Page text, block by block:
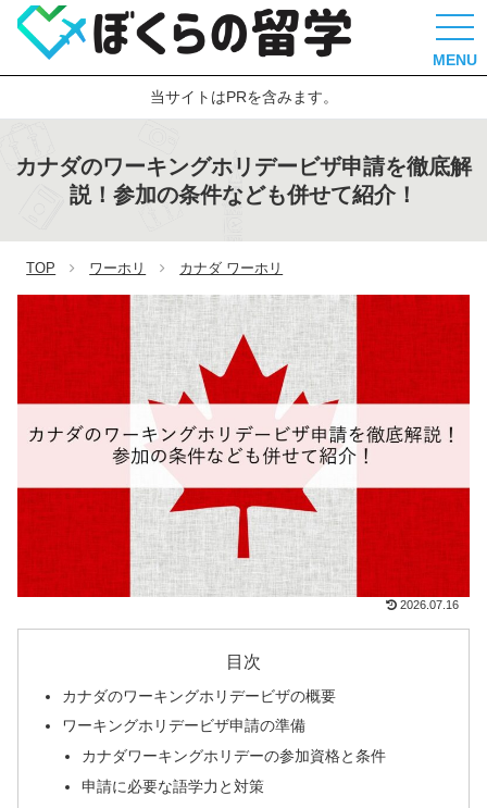
MENU
当サイトはPRを含みます。
カナダのワーキングホリデービザ申請を徹底解
説！参加の条件なども併せて紹介！
TOP ワーホリ カナダ ワーホリ
2026.07.16
目次
カナダのワーキングホリデービザの概要
ワーキングホリデービザ申請の準備
カナダワーキングホリデーの参加資格と条件
申請に必要な語学力と対策